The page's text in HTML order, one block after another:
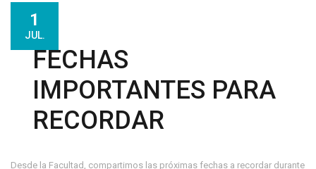
1
JUL.
FECHAS
IMPORTANTES PARA
RECORDAR
Desde la Facultad, compartimos las próximas fechas a recordar durante